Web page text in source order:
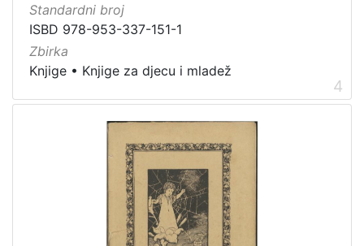
Standardni broj
ISBD 978-953-337-151-1
Zbirka
Knjige • Knjige za djecu i mladež
4